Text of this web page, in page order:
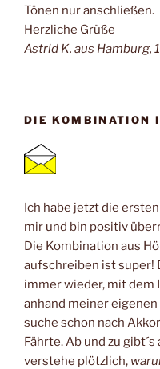
Tönen nur anschließen.
Herzliche Grüße
Astrid K. aus Hamburg,
DIE KOMBINATION
Ich habe jetzt die
mir und bin positiv
Die Kombination aus
aufschreiben ist super!
immer wieder, mit dem
anhand meiner
suche schon nach
Fährte. Ab und zu
verstehe plötzlich,